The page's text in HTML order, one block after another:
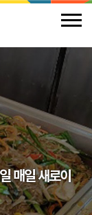
매일 새로이
춘
니다.